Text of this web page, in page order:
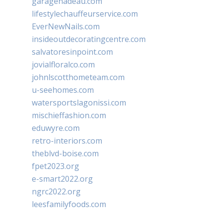
lifestylechauffeurservice.com
EverNewNails.com
insideoutdecoratingcentre.com
salvatoresinpoint.com
jovialfloralco.com
johnlscotthometeam.com
u-seehomes.com
watersportslagonissi.com
mischieffashion.com
eduwyre.com
retro-interiors.com
theblvd-boise.com
fpet2023.org
e-smart2022.org
ngrc2022.org
leesfamilyfoods.com